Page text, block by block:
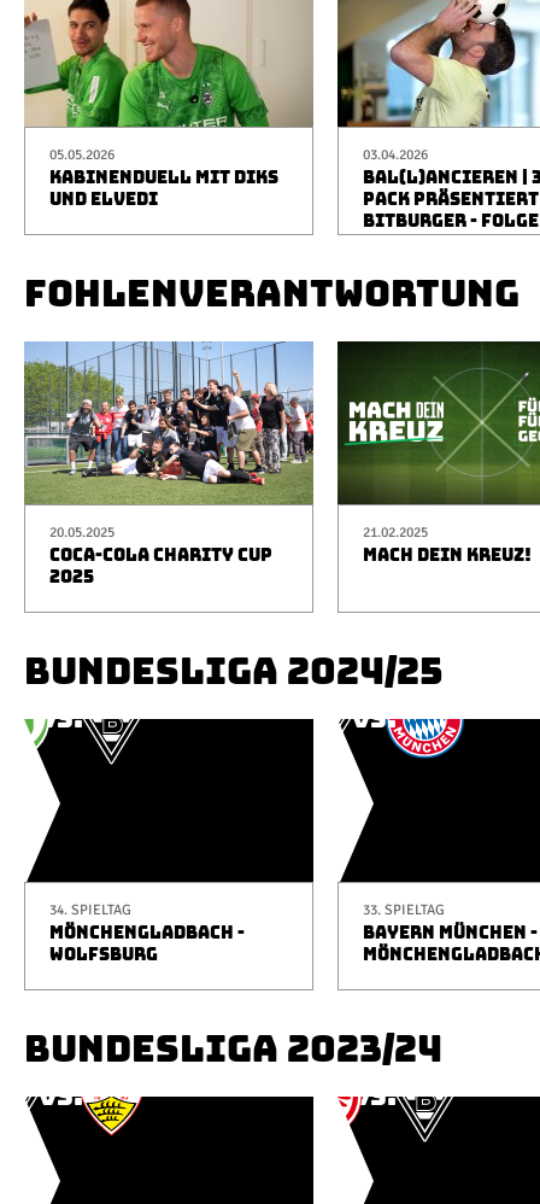
05.05.2026
KABINENDUELL MIT DIKS
UND ELVEDI
03.04.2026
BAL(L)ANCIEREN |
PACK
BITBURGER -
FOHLENVERANTWORTUNG
20.05.2025
COCA-COLA CHARITY CUP
2025
21.02.2025
MACH DEIN KREUZ!
BUNDESLIGA 2024/25
34. SPIELTAG
MÖNCHENGLADBACH -
WOLFSBURG
33. SPIELTAG
BAYERN MÜNCHEN -
BUNDESLIGA 2023/24